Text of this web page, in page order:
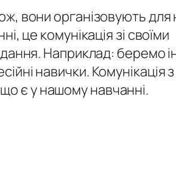
організовують для
це комунікація зі своїми
Наприклад: беремо
навички. Комунікація з
що є у нашому навчанні.